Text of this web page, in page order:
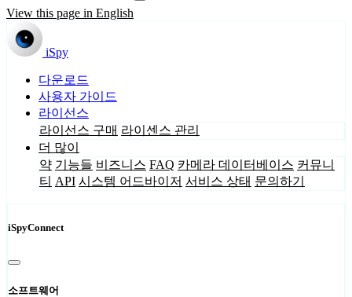
View this page in English
iSpy
다운로드
사용자 가이드
라이선스
라이선스 구매 라이센스 관리
더 많이
약 기능들 비즈니스 FAQ 카메라 데이터베이스 커뮤니
티 API 시스템 어드바이저 서비스 상태 문의하기
iSpyConnect
소프트웨어